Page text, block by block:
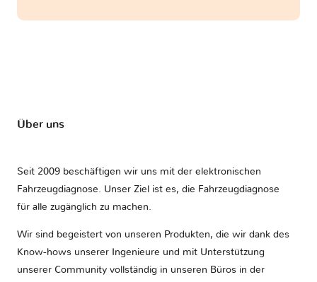
Über uns
Seit 2009 beschäftigen wir uns mit der elektronischen
Fahrzeugdiagnose. Unser Ziel ist es, die Fahrzeugdiagnose
für alle zugänglich zu machen.
Wir sind begeistert von unseren Produkten, die wir dank des
Know-hows unserer Ingenieure und mit Unterstützung
unserer Community vollständig in unseren Büros in der